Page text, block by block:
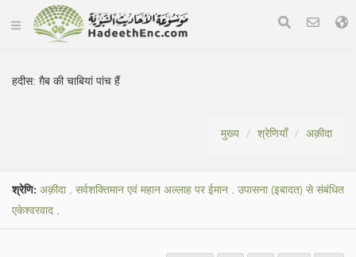
हदीस:ग़ैब की चाबियां पांच हैं
मुख्य श्रेणियाँ अक़ीदा
श्रेणि: अक़ीदा. सर्वशक्तिमान एवं महान अल्लाह पर ईमान . उपासना (इबादत) से संबंधित
एकेश्वरवाद .